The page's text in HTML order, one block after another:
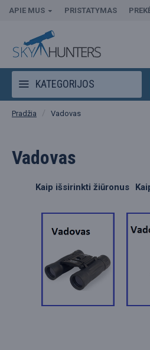
APIE MUS PRISTATYMAS
KATEGORIJOS
Pradžia Vadovas
Vadovas
Kaip išsirinkti žiūronus